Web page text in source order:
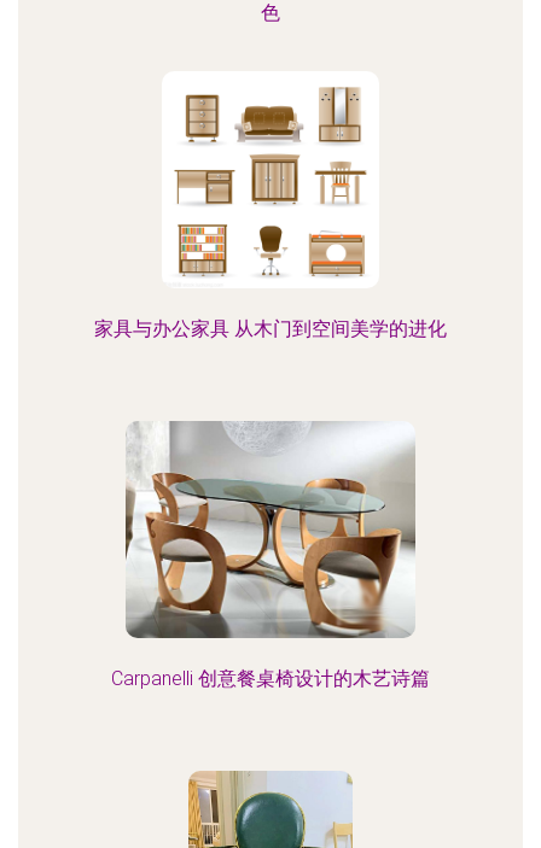
色
家具与办公家具 从木门到空间美学的进化
Carpanelli 创意餐桌椅设计的木艺诗篇